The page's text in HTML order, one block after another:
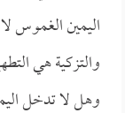
اليمين الغموس
والتزكية هي
وهل لا تدخل